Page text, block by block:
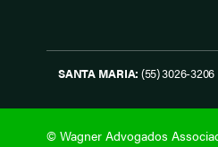
SANTA MARIA: (55) 3026-3206
© Wagner Advogados